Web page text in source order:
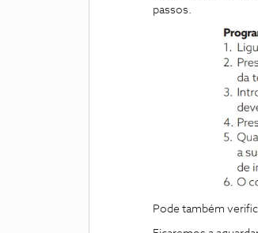
passos.
Pode também